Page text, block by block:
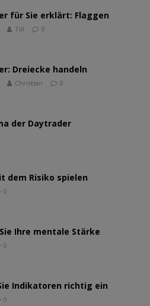
für Sie erklärt: Flaggen
Till 0
Dreiecke handeln
Christian 0
der Daytrader
dem Risiko spielen
0
Ihre mentale Stärke
0
Indikatoren richtig ein
0